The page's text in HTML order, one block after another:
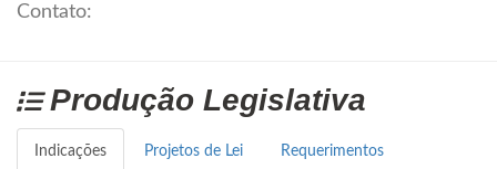
desenvolvimento do município. Sua atuação
iniciativas que promovam avanços sociais,
econômicos e estruturais.
Contato:
Produção Legislativa
Indicações Projetos de Lei Requerimentos